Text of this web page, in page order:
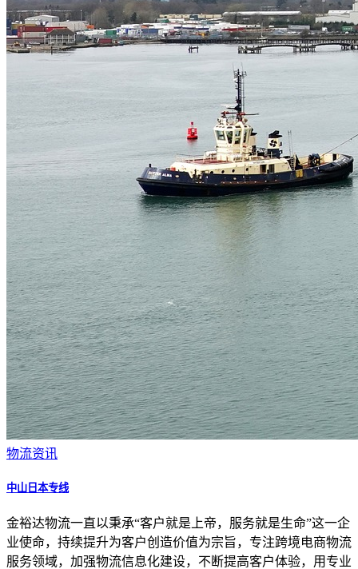
物流资讯
中山日本专线
金裕达物流一直以秉承“客户就是上帝，服务就是生命”这一企
业使命，持续提升为客户创造价值为宗旨，专注跨境电商物流
服务领域，加强物流信息化建设，不断提高客户体验，用专业